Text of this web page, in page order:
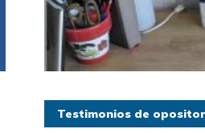
Testimonios de